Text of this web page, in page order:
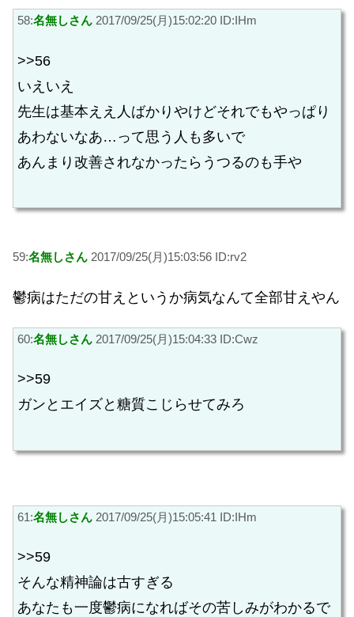
58:名無しさん 2017/09/25(月)15:02:20 ID:IHm
>>56
いえいえ
先生は基本ええ人ばかりやけどそれでもやっぱり
あわないなあ…って思う人も多いで
あんまり改善されなかったらうつるのも手や
59:名無しさん 2017/09/25(月)15:03:56 ID:rv2
鬱病はただの甘えというか病気なんて全部甘えやん
60:名無しさん 2017/09/25(月)15:04:33 ID:Cwz
>>59
ガンとエイズと糖質こじらせてみろ
61:名無しさん 2017/09/25(月)15:05:41 ID:IHm
>>59
そんな精神論は古すぎる
あなたも一度鬱病になればその苦しみがわかるで